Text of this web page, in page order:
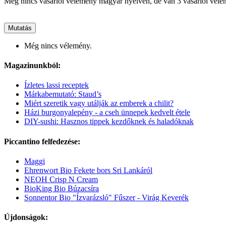
Mutatás
Még nincs vélemény.
Magazinunkból:
Ízletes lassi receptek
Márkabemutató: Staud’s
Miért szeretik vagy utálják az emberek a chilit?
Házi burgonyalepény - a cseh ünnepek kedvelt étele
DIY-sushi: Hasznos tippek kezdőknek és haladóknak
Piccantino felfedezése:
Maggi
Ehrenwort Bio Fekete bors Sri Lankáról
NEOH Crisp N Cream
BioKing Bio Búzacsíra
Sonnentor Bio "Ízvarázsló" Fűszer - Virág Keverék
Újdonságok: